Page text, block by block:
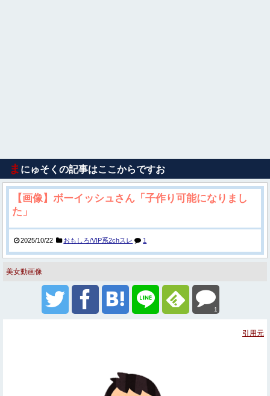
ま にゅそくの記事はここからですお
【画像】ボーイッシュさん「子作り可能になりまし
た」
2025/10/22 おもしろ/VIP系2chスレ 1
美女動画像
1
引用元